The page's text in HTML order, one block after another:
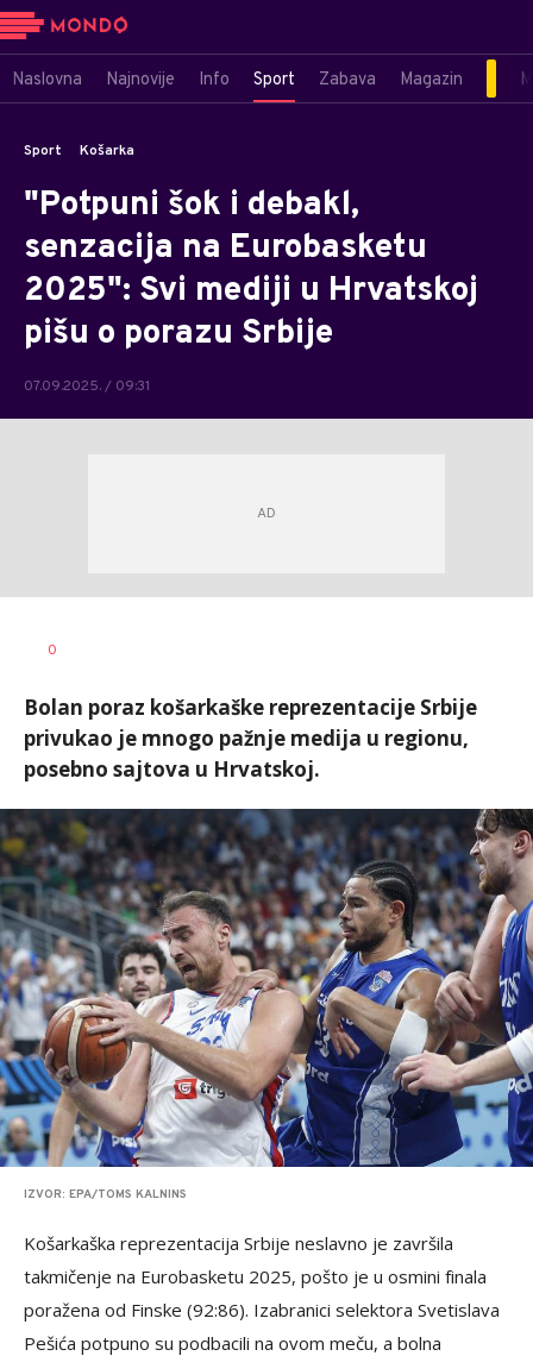
Naslovna Najnovije Info Sport Zabava Magazin
Sport Košarka
"Potpuni šok i debakl,
senzacija na Eurobasketu
2025": Svi mediji u Hrvatskoj
pišu o porazu Srbije
07.09.2025. / 09:31
AUTOR
0
Bolan poraz košarkaške reprezentacije Srbije
privukao je mnogo pažnje medija u regionu,
posebno sajtova u Hrvatskoj.
IZVOR: EPA/TOMS KALNINS
Košarkaška reprezentacija Srbije neslavno je završila
takmičenje na Eurobasketu 2025, pošto je u osmini finala
poražena od Finske (92:86). Izabranici selektora Svetislava
Pešića potpuno su podbacili na ovom meču, a bolna